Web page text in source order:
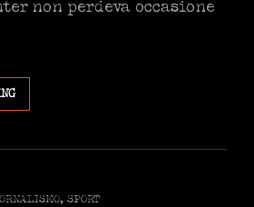
non perdeva occasione
IL
CALCIO
GIUSEPPE
, SPORT